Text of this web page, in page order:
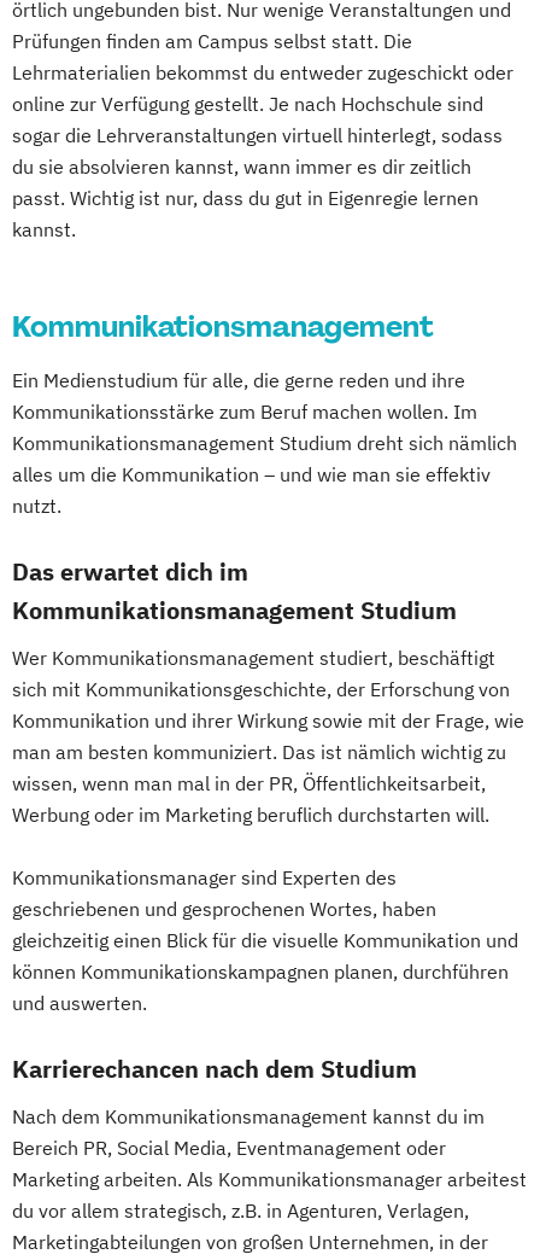
Wirtschaftspsychologie mit Schwerpunkt
örtlich ungebunden bist. Nur wenige Veranstaltungen und
Prüfungen finden am Campus selbst statt. Die
Lehrmaterialien bekommst du entweder zugeschickt oder
online zur Verfügung gestellt. Je nach Hochschule sind
sogar die Lehrveranstaltungen virtuell hinterlegt, sodass
du sie absolvieren kannst, wann immer es dir zeitlich
passt. Wichtig ist nur, dass du gut in Eigenregie lernen
kannst.
Kommunikationsmanagement
Ein Medienstudium für alle, die gerne reden und ihre
Kommunikationsstärke zum Beruf machen wollen. Im
Kommunikationsmanagement Studium dreht sich nämlich
alles um die Kommunikation – und wie man sie effektiv
nutzt.
Das erwartet dich im
Kommunikationsmanagement Studium
Wer Kommunikationsmanagement studiert, beschäftigt
sich mit Kommunikationsgeschichte, der Erforschung von
Kommunikation und ihrer Wirkung sowie mit der Frage, wie
man am besten kommuniziert. Das ist nämlich wichtig zu
wissen, wenn man mal in der PR, Öffentlichkeitsarbeit,
Werbung oder im Marketing beruflich durchstarten will.
Kommunikationsmanager sind Experten des
geschriebenen und gesprochenen Wortes, haben
gleichzeitig einen Blick für die visuelle Kommunikation und
können Kommunikationskampagnen planen, durchführen
und auswerten.
Karrierechancen nach dem Studium
Nach dem Kommunikationsmanagement kannst du im
Bereich PR, Social Media, Eventmanagement oder
Marketing arbeiten. Als Kommunikationsmanager arbeitest
du vor allem strategisch, z.B. in Agenturen, Verlagen,
Marketingabteilungen von großen Unternehmen, in der